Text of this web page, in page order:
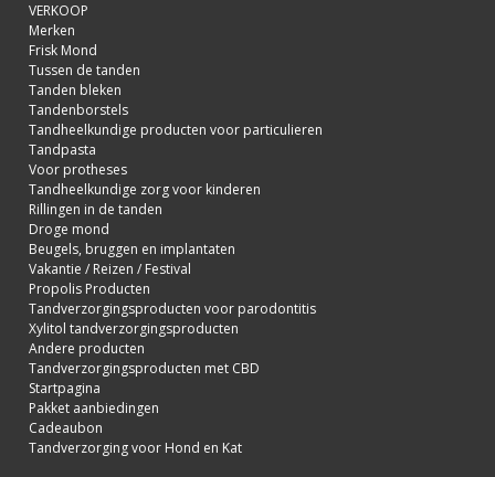
VERKOOP
Merken
Frisk Mond
Tussen de tanden
Tanden bleken
Tandenborstels
Tandheelkundige producten voor particulieren
Tandpasta
Voor protheses
Tandheelkundige zorg voor kinderen
Rillingen in de tanden
Droge mond
Beugels, bruggen en implantaten
Vakantie / Reizen / Festival
Propolis Producten
Tandverzorgingsproducten voor parodontitis
Xylitol tandverzorgingsproducten
Andere producten
Tandverzorgingsproducten met CBD
Startpagina
Pakket aanbiedingen
Cadeaubon
Tandverzorging voor Hond en Kat